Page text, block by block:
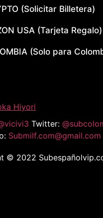
(Solicitar Billetera)
USA (Tarjeta Regalo)
(Solo para
Hiyori
Twitter:
Submilf.com@gmail.com
© 2022